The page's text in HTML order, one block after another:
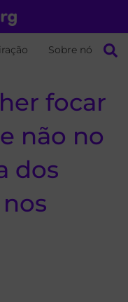
Sobre nós
focar
não no
dos